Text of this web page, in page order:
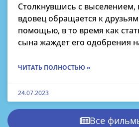
Столкнувшись с
вдовец обращается к
помощью, в то время как
сына жаждет его одобрения
ЧИТАТЬ ПОЛНОСТЬЮ »
24.07.2023
Все